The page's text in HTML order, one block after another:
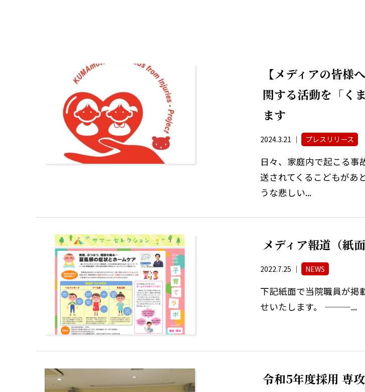
【メディアの皆様
関する活動を「く
ます
2024.3.21 ｜ プレスリリース
日々、家庭内で起こる事
送されてくるこどもがあ
うな悲しい...
メディア報道（紙
2022.7.25 ｜ NEWS
下記紙面で当院職員が掲
せいたします。 ———...
令和5年度採用 専